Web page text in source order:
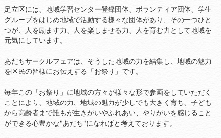
足立区には、地域学習センター登録団体、ボランティア団体、学生
グループをはじめ地域で活動する様々な団体があり、その一つひと
つが、人を励ます力、人を楽しませる力、人を育む力として地域を
元気にしています。
あだちサークルフェアは、そうした地域の力を結集し、地域の魅力
を区民の皆様にお伝えする「お祭り」です。
毎年この「お祭り」に地域の方々が様々な形で参画をしていただく
ことにより、地域の力、地域の魅力が少しでも大きく育ち、子ども
から高齢者まで誰もが生きがいやふれあい、やりがいを感じること
ができる心豊かな"あだち"になればと考えております。